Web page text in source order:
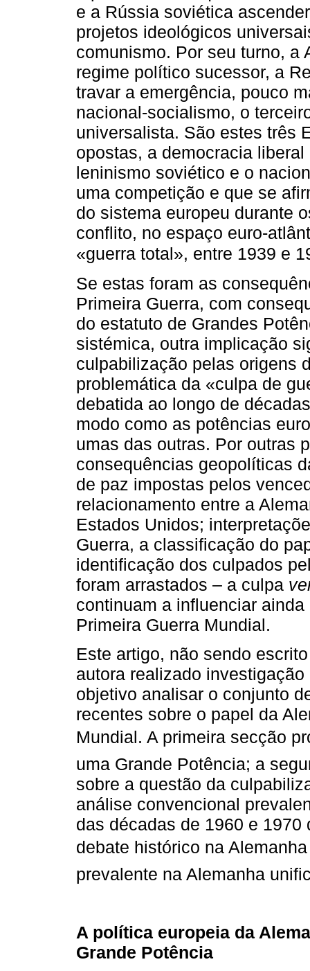
e a Rússia soviética
projetos ideológicos
comunismo. Por seu turno, a
regime político sucessor, a
travar a emergência, pouco
nacional-socialismo, o
universalista. São estes três
opostas, a democracia
leninismo soviético e o
uma competição e que se
do sistema europeu durante
conflito, no espaço euro-
«guerra total», entre 1939 e
Se estas foram as
Primeira Guerra, com
do estatuto de Grandes
sistémica, outra implicação
culpabilização pelas origens
problemática da «culpa de
debatida ao longo de
modo como as potências
umas das outras. Por outras
consequências geopolíticas
de paz impostas pelos
relacionamento entre a
Estados Unidos;
Guerra, a classificação do
identificação dos culpados
foram arrastados – a culpa
continuam a influenciar
Primeira Guerra Mundial.
Este artigo, não sendo
autora realizado
objetivo analisar o conjunto
recentes sobre o papel da
Mundial. A primeira secção
uma Grande Potência; a
sobre a questão da
análise convencional
das décadas de 1960 e
debate histórico na
prevalente na Alemanha
A política europeia da
Grande Potência